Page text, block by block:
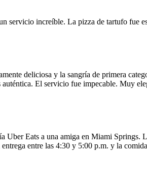
servicio increíble. La pizza de tartufo fue
deliciosa y la sangría de primera
El servicio fue impecable. Muy
Uber Eats a una amiga en Miami Springs.
entre las 4:30 y 5:00 p.m. y la